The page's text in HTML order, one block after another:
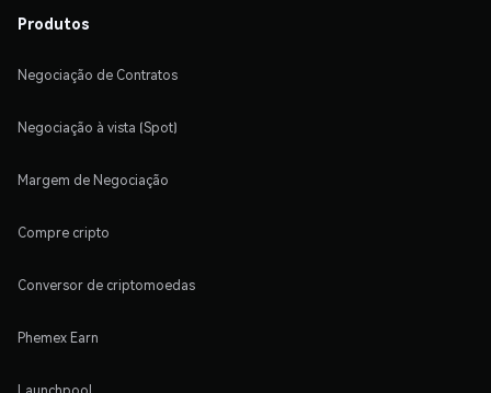
Produtos
Negociação de Contratos
Negociação à vista (Spot)
Margem de Negociação
Compre cripto
Conversor de criptomoedas
Phemex Earn